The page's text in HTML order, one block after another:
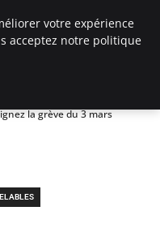
la grève du 3 mars
votre expérience
acceptez notre politique